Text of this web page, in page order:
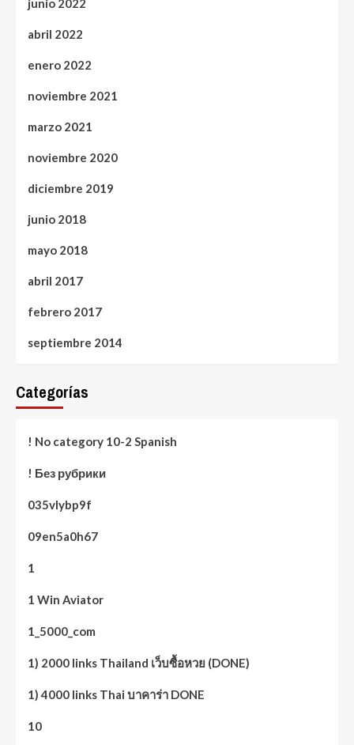
junio 2022
abril 2022
enero 2022
noviembre 2021
marzo 2021
noviembre 2020
diciembre 2019
junio 2018
mayo 2018
abril 2017
febrero 2017
septiembre 2014
Categorías
! No category 10-2 Spanish
! Без рубрики
035vlybp9f
09en5a0h67
1
1 Win Aviator
1_5000_com
1) 2000 links Thailand เว็บซื้อหวย (DONE)
1) 4000 links Thai บาคาร่า DONE
10